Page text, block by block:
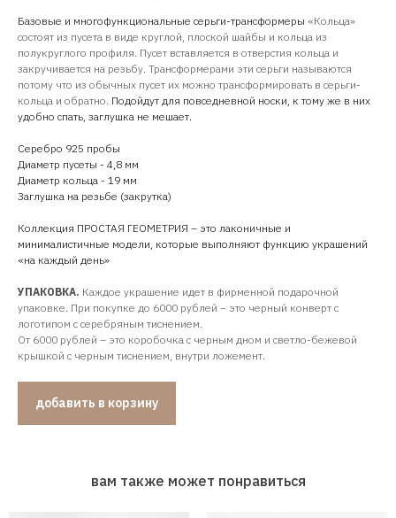
Базовые и многофункциональные серьги-трансформеры «Кольца»
состоят из пусета в виде круглой, плоской шайбы и кольца из
полукруглого профиля. Пусет вставляется в отверстия кольца и
закручивается на резьбу. Трансформерами эти серьги называются
потому что из обычных пусет их можно трансформировать в серьги-
кольца и обратно. Подойдут для повседневной носки, к тому же в них
удобно спать, заглушка не мешает.
Серебро 925 пробы
Диаметр пусеты - 4,8 мм
Диаметр кольца - 19 мм
Заглушка на резьбе (закрутка)
Коллекция ПРОСТАЯ ГЕОМЕТРИЯ – это лаконичные и
минималистичные модели, которые выполняют функцию украшений
«на каждый день»
УПАКОВКА. Каждое украшение идет в фирменной подарочной
упаковке. При покупке до 6000 рублей – это черный конверт с
логотипом с серебряным тиснением.
От 6000 рублей – это коробочка с черным дном и светло-бежевой
крышкой с черным тиснением, внутри ложемент.
добавить в корзину
вам также может понравиться